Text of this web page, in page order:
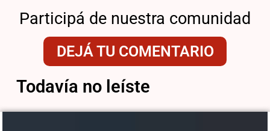
Participá de nuestra comunidad
DEJÁ TU COMENTARIO
Todavía no leíste